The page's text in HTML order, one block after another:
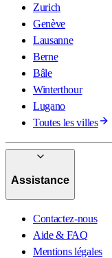
Zurich
Genève
Lausanne
Berne
Bâle
Winterthour
Lugano
Toutes les villes
Assistance
Contactez-nous
Aide & FAQ
Mentions légales